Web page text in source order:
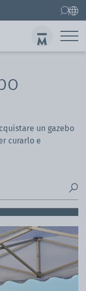
un gazebo
curarlo e
stan 3x3 m